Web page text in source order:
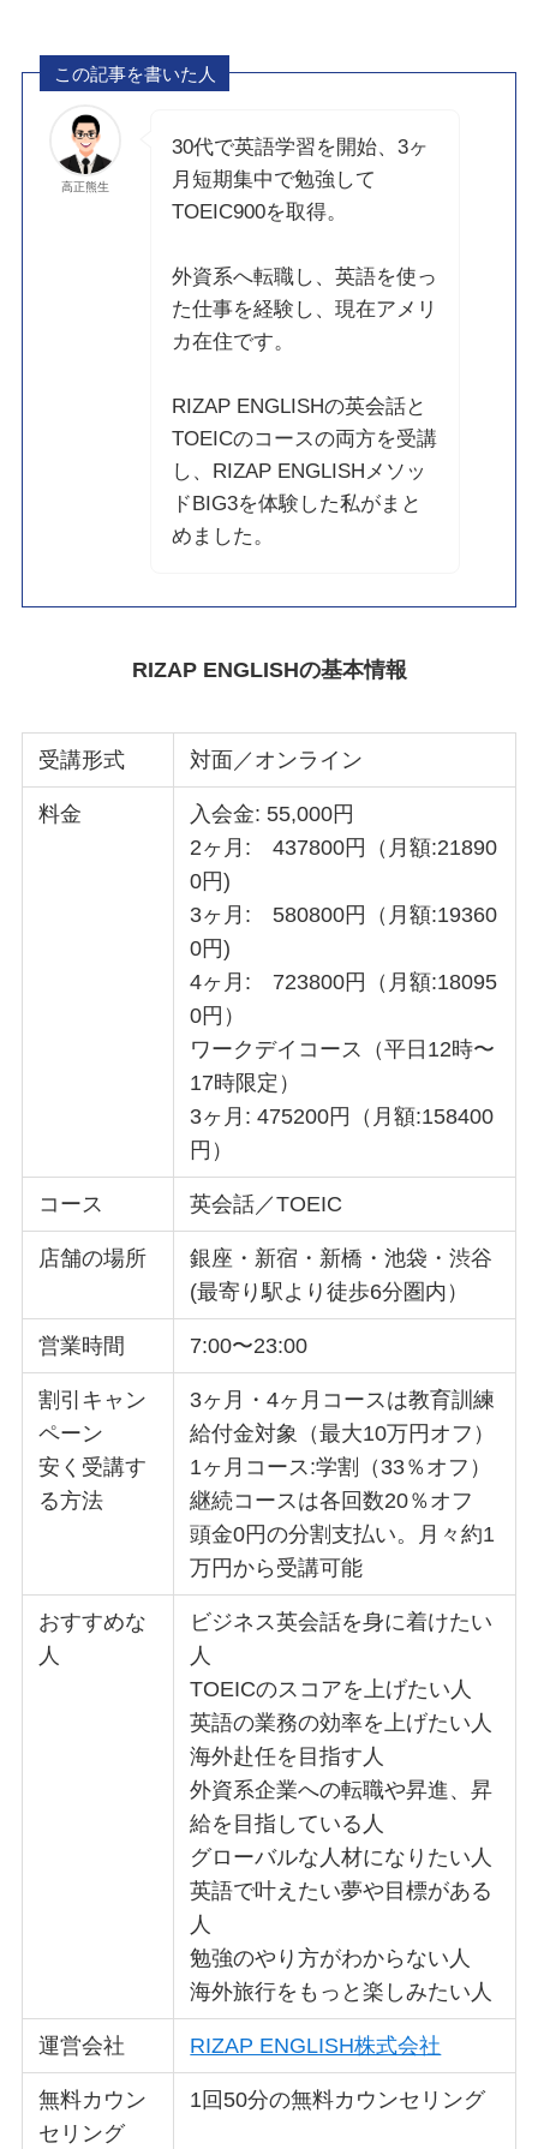
この記事を書いた人
高正熊生
30代で英語学習を開始、3ヶ
月短期集中で勉強して
TOEIC900を取得。
外資系へ転職し、英語を使っ
た仕事を経験し、現在アメリ
カ在住です。
RIZAP ENGLISHの英会話と
TOEICのコースの両方を受講
し、RIZAP ENGLISHメソッ
ドBIG3を体験した私がまと
めました。
RIZAP ENGLISHの基本情報
受講形式 対面／オンライン
料金
入会金: 55,000円
2ヶ月: 437800円（月額:21890
0円)
3ヶ月: 580800円（月額:19360
0円)
4ヶ月: 723800円（月額:18095
0円）
ワークデイコース（平日12時〜
17時限定）
3ヶ月: 475200円（月額:158400
円）
コース 英会話／TOEIC
店舗の場所
銀座・新宿・新橋・池袋・渋谷
(最寄り駅より徒歩6分圏内）
営業時間 7:00〜23:00
割引キャン
ペーン
安く受講す
る方法
3ヶ月・4ヶ月コースは教育訓練
給付金対象（最大10万円オフ）
1ヶ月コース:学割（33％オフ）
継続コースは各回数20％オフ
頭金0円の分割支払い。月々約1
万円から受講可能
おすすめな
人
ビジネス英会話を身に着けたい
人
TOEICのスコアを上げたい人
英語の業務の効率を上げたい人
海外赴任を目指す人
外資系企業への転職や昇進、昇
給を目指している人
グローバルな人材になりたい人
英語で叶えたい夢や目標がある
人
勉強のやり方がわからない人
海外旅行をもっと楽しみたい人
運営会社 RIZAP ENGLISH株式会社
無料カウン
セリング
1回50分の無料カウンセリング